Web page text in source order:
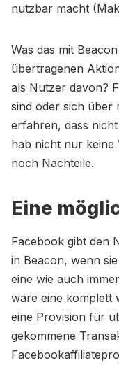
nutzbar macht
Was das mit
übertragenen
als Nutzer davon?
sind oder sich über
erfahren, dass
hab nicht nur keine
noch Nachteile.
Eine
Facebook gibt den
in Beacon, wenn
eine wie auch
wäre eine komplett
eine Provision für
gekommene